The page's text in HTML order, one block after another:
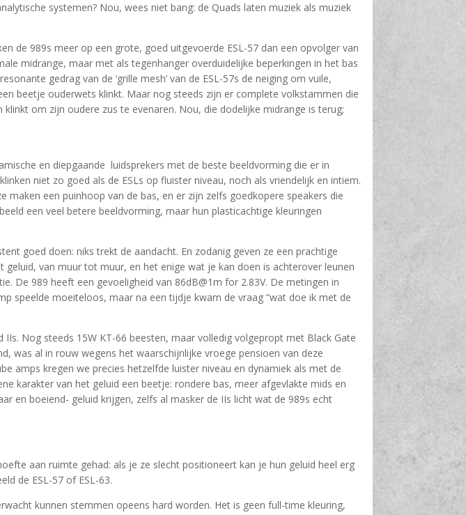
systemen? Nou, wees niet bang: de Quads laten muziek als muziek
de 989s meer op een grote, goed uitgevoerde ESL-57 dan een opvolger van
midrange, maar met als tegenhanger overduidelijke beperkingen in het bas
gedrag van de ‘grille mesh’ van de ESL-57s de neiging om vuile,
beetje ouderwets klinkt. Maar nog steeds zijn er complete volkstammen die
om zijn oudere zus te evenaren. Nou, die dodelijke midrange is terug;
en diepgaande luidsprekers met de beste beeldvorming die er in
niet zo goed als de ESLs op fluister niveau, noch als vriendelijk en intiem.
maken een puinhoop van de bas, en er zijn zelfs goedkopere speakers die
een veel betere beeldvorming, maar hun plasticachtige kleuringen
goed doen: niks trekt de aandacht. En zodanig geven ze een prachtige
van muur tot muur, en het enige wat je kan doen is achterover leunen
De 989 heeft een gevoeligheid van 86dB@1m for 2.83V. De metingen in
speelde moeiteloos, maar na een tijdje kwam de vraag “wat doe ik met de
Nog steeds 15W KT-66 beesten, maar volledig volgepropt met Black Gate
was al in rouw wegens het waarschijnlijke vroege pensioen van deze
amps kregen we precies hetzelfde luister niveau en dynamiek als met de
karakter van het geluid een beetje: rondere bas, meer afgevlakte mids en
en boeiend- geluid krijgen, zelfs al masker de IIs licht wat de 989s echt
aan ruimte gehad: als je ze slecht positioneert kan je hun geluid heel erg
de ESL-57 of ESL-63.
kunnen stemmen opeens hard worden. Het is geen full-time kleuring,